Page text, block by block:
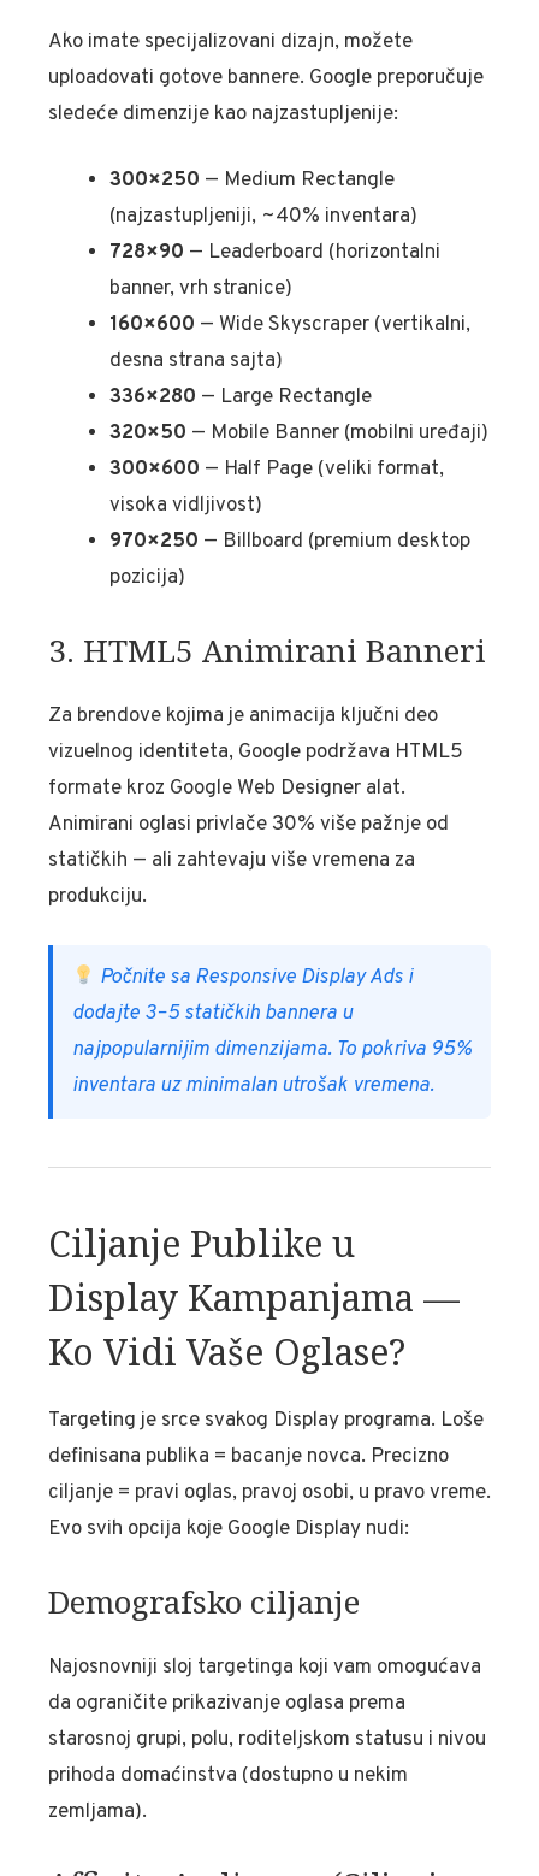
Ako imate specijalizovani dizajn, možete
uploadovati gotove bannere. Google preporučuje
sledeće dimenzije kao najzastupljenije:
300×250 — Medium Rectangle
(najzastupljeniji, ~40% inventara)
728×90 — Leaderboard (horizontalni
banner, vrh stranice)
160×600 — Wide Skyscraper (vertikalni,
desna strana sajta)
336×280 — Large Rectangle
320×50 — Mobile Banner (mobilni uređaji)
300×600 — Half Page (veliki format,
visoka vidljivost)
970×250 — Billboard (premium desktop
pozicija)
3. HTML5 Animirani Banneri
Za brendove kojima je animacija ključni deo
vizuelnog identiteta, Google podržava HTML5
formate kroz Google Web Designer alat.
Animirani oglasi privlače 30% više pažnje od
statičkih — ali zahtevaju više vremena za
produkciju.
Počnite sa Responsive Display Ads i
dodajte 3–5 statičkih bannera u
najpopularnijim dimenzijama. To pokriva 95%
inventara uz minimalan utrošak vremena.
Ciljanje Publike u
Display Kampanjama —
Ko Vidi Vaše Oglase?
Targeting je srce svakog Display programa. Loše
definisana publika = bacanje novca. Precizno
ciljanje = pravi oglas, pravoj osobi, u pravo vreme.
Evo svih opcija koje Google Display nudi:
Demografsko ciljanje
Najosnovniji sloj targetinga koji vam omogućava
da ograničite prikazivanje oglasa prema
starosnoj grupi, polu, roditeljskom statusu i nivou
prihoda domaćinstva (dostupno u nekim
zemljama).